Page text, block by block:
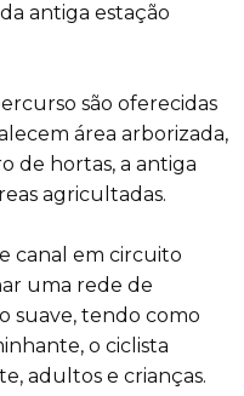
antiga estação
são oferecidas
área arborizada,
de hortas, a antiga
agricultadas.
canal em circuito
uma rede de
suave, tendo como
o ciclista
adultos e crianças.